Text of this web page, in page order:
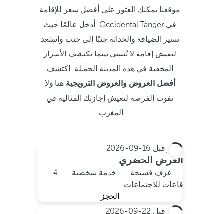
موقعنا يمكنك العثور على أفضل سعر للإقامة
في Occidental Tanger. أدخل عالمًا حيث
تسير الضيافة والحداثة جنبًا إلى جنب واستعد
لتعيش إقامة لا تُنسى بينما تكتشف الأسرار
المخفية في هذه المدينة الجميلة. اكتشف
أفضل العروض والعروض الترويجية هنا ولا
تفوت الفرصة لتعيش إجازتك المثالية في
المغرب.
احجز قبل 16-09-2026
العرض الحضري
غرف فسيحة خدمة شخصية
4
قاعات للاجتماعات
الحجز
احجز قبل 22-09-2026